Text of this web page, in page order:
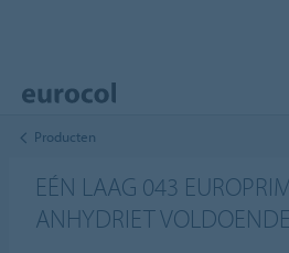
Producten
EÉN LAAG 043
ANHYDRIET